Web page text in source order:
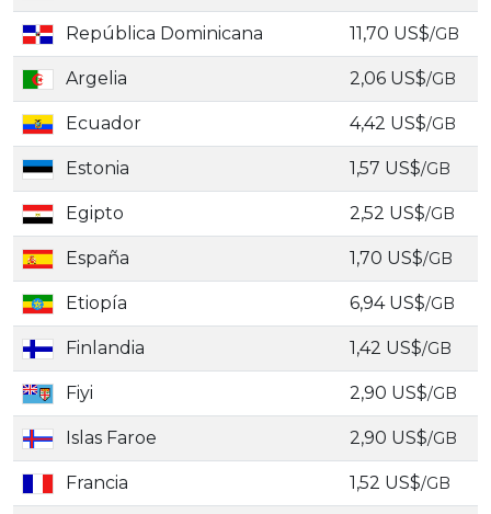
República Dominicana 11,70 US$/GB
Argelia 2,06 US$/GB
Ecuador 4,42 US$/GB
Estonia 1,57 US$/GB
Egipto 2,52 US$/GB
España 1,70 US$/GB
Etiopía 6,94 US$/GB
Finlandia 1,42 US$/GB
Fiyi 2,90 US$/GB
Islas Faroe 2,90 US$/GB
Francia 1,52 US$/GB